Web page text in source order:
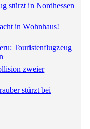
stürzt in Nordhessen
in Wohnhaus!
Touristenflugzeug
zweier
stürzt bei